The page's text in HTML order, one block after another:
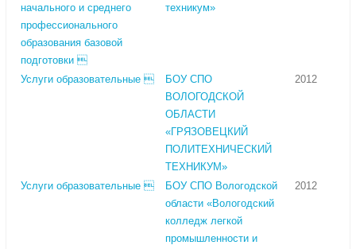
начального и среднего
профессионального
образования базовой
подготовки 
техникум»
Услуги образовательные 
БОУ СПО
ВОЛОГОДСКОЙ
ОБЛАСТИ
«ГРЯЗОВЕЦКИЙ
ПОЛИТЕХНИЧЕСКИЙ
ТЕХНИКУМ»
2012
Услуги образовательные 
БОУ СПО Вологодской
области «Вологодский
колледж легкой
промышленности и
2012